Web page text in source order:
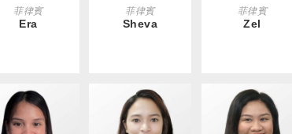
READ MORE
菲律賓
Era
READ MORE
菲律賓
Sheva
READ MORE
菲律賓
Zel